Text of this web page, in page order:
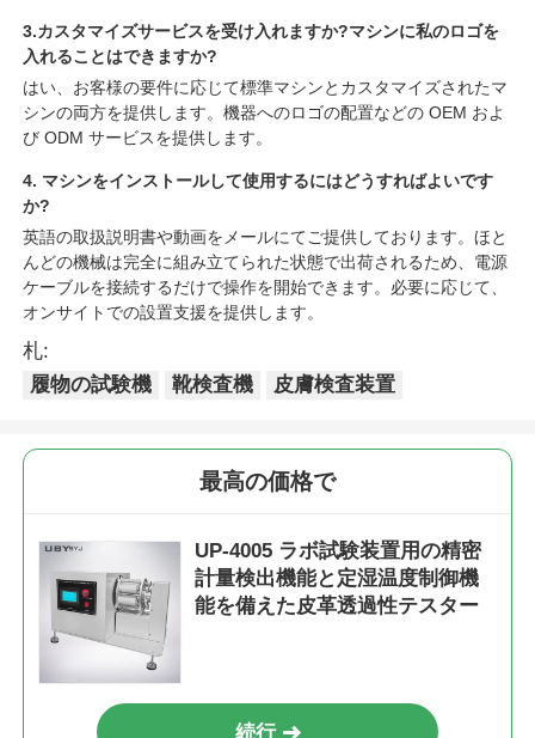
3.カスタマイズサービスを受け入れますか?マシンに私のロゴを
入れることはできますか?
はい、お客様の要件に応じて標準マシンとカスタマイズされたマ
シンの両方を提供します。機器へのロゴの配置などの OEM およ
び ODM サービスを提供します。
4. マシンをインストールして使用するにはどうすればよいです
か?
英語の取扱説明書や動画をメールにてご提供しております。ほと
んどの機械は完全に組み立てられた状態で出荷されるため、電源
ケーブルを接続するだけで操作を開始できます。必要に応じて、
オンサイトでの設置支援を提供します。
札:
履物の試験機
靴検査機 皮膚検査装置
最高の価格で
UP-4005 ラボ試験装置用の精密
計量検出機能と定湿温度制御機
能を備えた皮革透過性テスター
続行